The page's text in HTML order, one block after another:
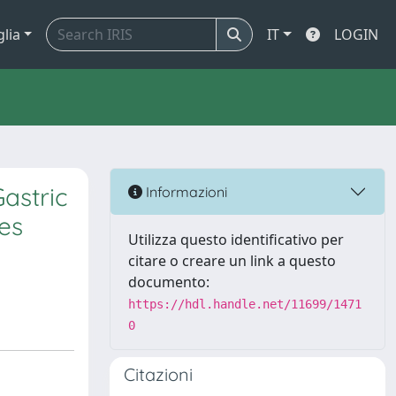
IT LOGIN
Informazioni
Utilizza questo identificativo per
citare o creare un link a questo
documento:
https://hdl.handle.net/11699/1471
0
Citazioni